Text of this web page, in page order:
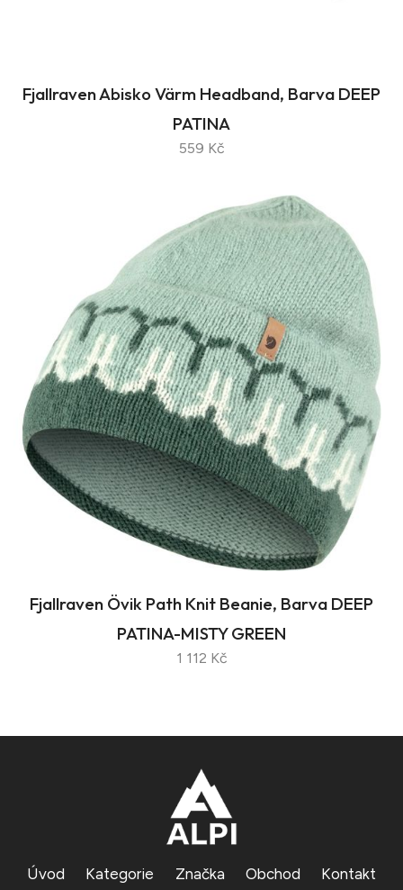
Fjallraven Abisko Värm Headband, Barva DEEP
PATINA
559 Kč
Fjallraven Övik Path Knit Beanie, Barva DEEP
PATINA-MISTY GREEN
1 112 Kč
Úvod Kategorie Značka Obchod Kontakt